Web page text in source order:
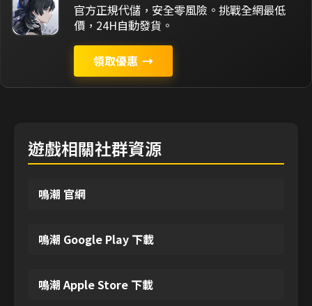
官方正規代儲，安全零風險。挑戰全網最低
價，24H自動發貨。
領取優惠 →
遊戲相關社群資源
鳴潮 官網
鳴潮 Google Play 下載
鳴潮 Apple Store 下載